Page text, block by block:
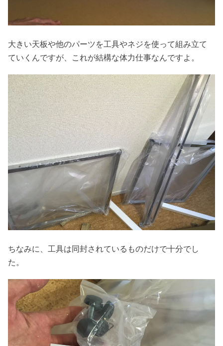
大きい天板や他のパーツを工具やネジを使って組み立て
ていくんですが、これが結構な体力仕事なんですよ。
ちなみに、工具は同封されているものだけで十分でし
た。